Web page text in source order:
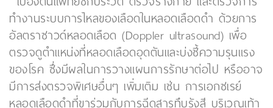
ทำงานระบบการไหลของเลือดในหลอดเลือดดำ ด้วยการ
อัลตราซาวด์หลอดเลือด (Doppler ultrasound) เพื่อ
ตรวจดูตำแหน่งที่หลอดเลือดอุดตันและบ่งชี้ความรุนแรง
ของโรค ซึ่งมีผลในการวางแผนการรักษาต่อไป หรืออาจ
มีการส่งตรวจพิเศษอื่นๆ เพิ่มเติม เช่น การเอกซเรย์
หลอดเลือดดำที่ขาร่วมกับการฉีดสารทึบรังสี บริเวณเท้า